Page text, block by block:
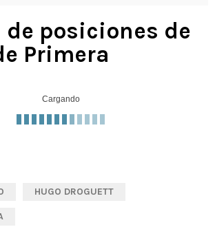
de posiciones de
Primera
Cargando
HUGO DROGUETT